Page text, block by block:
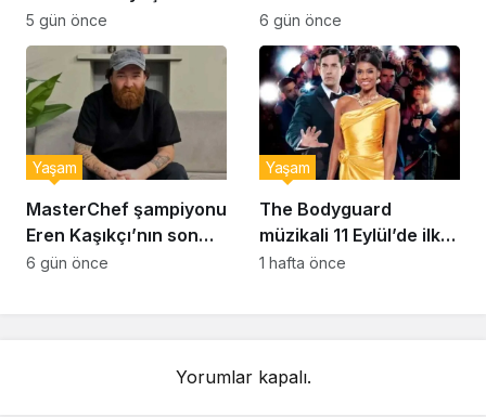
hayatını kaybetti
5 gün önce
sessizliğini bozdu: ‘İsim
bulmak çok zor’
6 gün önce
MasterChef şampiyonu
Eren Kaşıkçı’nın son
anlarındaki kahreden
Yaşam
6 gün önce
The Bodyguard
müzikali 11 Eylül’de ilk
kez Türkiye’de
Yaşam
1 hafta önce
Yorumlar kapalı.